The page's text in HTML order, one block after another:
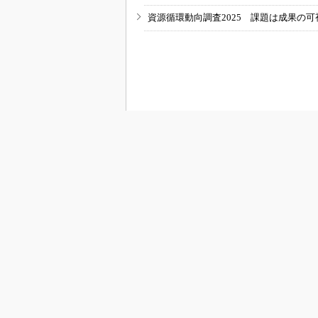
資源循環動向調査2025 課題は成果の可